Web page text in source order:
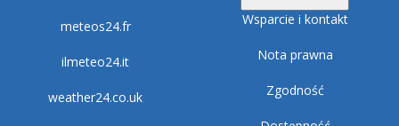
meteos24.fr
ilmeteo24.it
weather24.co.uk
Wsparcie i kontakt
Nota prawna
Zgodność